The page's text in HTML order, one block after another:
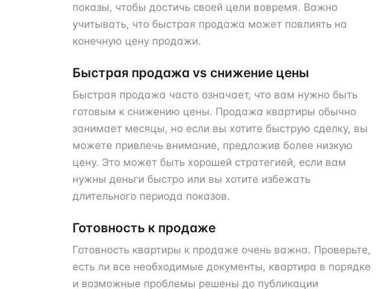
показы, чтобы достичь своей цели вовремя. Важно
учитывать, что быстрая продажа может повлиять на
конечную цену продажи.
Быстрая продажа vs снижение цены
Быстрая продажа часто означает, что вам нужно быть
готовым к снижению цены. Продажа квартиры обычно
занимает месяцы, но если вы хотите быструю сделку, вы
можете привлечь внимание, предложив более низкую
цену. Это может быть хорошей стратегией, если вам
нужны деньги быстро или вы хотите избежать
длительного периода показов.
Готовность к продаже
Готовность квартиры к продаже очень важна. Проверьте,
есть ли все необходимые документы, квартира в порядке
и возможные проблемы решены до публикации